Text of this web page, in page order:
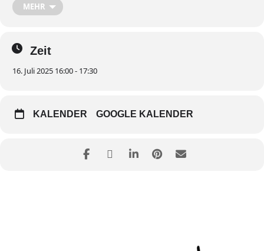
haben am kreativen Gestalten.
Kunsttherapeutin Frau Gabriele zu Castell, Tel.
MEHR
Zeit
16. Juli 2025 16:00 - 17:30
KALENDER GOOGLE KALENDER